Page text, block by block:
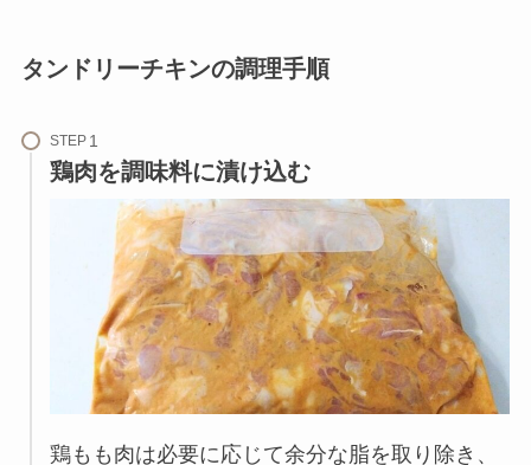
タンドリーチキンの調理手順
STEP
鶏肉を調味料に漬け込む
鶏もも肉は必要に応じて余分な脂を取り除き、